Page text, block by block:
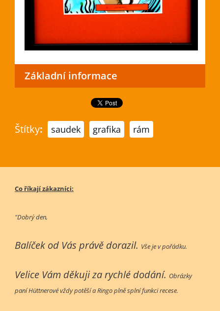
Základní informace
Štítky: saudek grafika rám
Co říkají zákazníci:
"Dobrý den,
Balíček od Vás právě dorazil. Vše je v pořádku.
Velice Vám děkuji za rychlé dodání. Obrázky
paní Hüttnerové vždy potěší a Ringo plně splní funkci recese.